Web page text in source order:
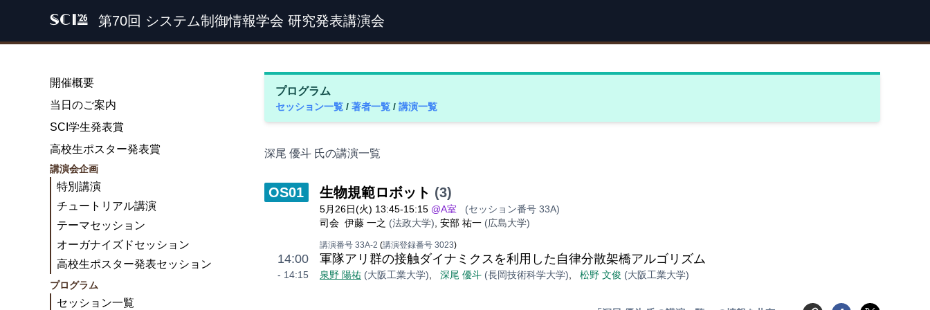
SCI '26 第70回 システム制御情報学会 研究発表講演会
プログラム
セッション一覧 / 著者一覧 / 講演一覧
深尾 優斗 氏の講演一覧
OS01 生物規範ロボット (3)
5月26日(火) 13:45-15:15 @A室
(セッション番号 33A)
司会 伊藤 一之 (法政大学) 安部 祐一 (広島大学)
講演番号 33A-2 (講演登録番号 3023)
14:00
- 14:15
軍隊アリ群の接触ダイナミクスを利用した自律分散架橋アルゴリズム
泉野 陽祐 (大阪工業大学) 深尾 優斗 (長岡技術科学大学) 松野 文俊 (大阪工業大学)
開催概要
当日のご案内
SCI学生発表賞
高校生ポスター発表賞
講演会企画
特別講演
チュートリアル講演
テーマセッション
オーガナイズドセッション
高校生ポスター発表セッション
プログラム
セッション一覧